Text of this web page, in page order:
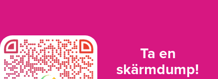
Ta en
skärmdump!